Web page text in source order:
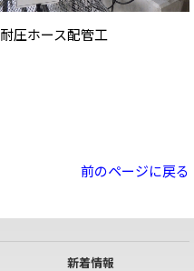
耐圧ホース配管工
前のページに戻る
新着情報